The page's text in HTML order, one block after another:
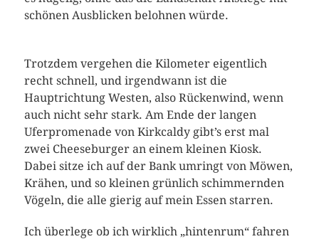
schönen Ausblicken belohnen würde.
Trotzdem vergehen die Kilometer eigentlich
recht schnell, und irgendwann ist die
Hauptrichtung Westen, also Rückenwind, wenn
auch nicht sehr stark. Am Ende der langen
Uferpromenade von Kirkcaldy gibt’s erst mal
zwei Cheeseburger an einem kleinen Kiosk.
Dabei sitze ich auf der Bank umringt von Möwen,
Krähen, und so kleinen grünlich schimmernden
Vögeln, die alle gierig auf mein Essen starren.
Ich überlege ob ich wirklich „hintenrum“ fahren